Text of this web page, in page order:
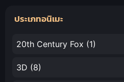
ชัด เต็มเรื่อง
ประเภทอนิเมะ
20th Century Fox (1)
3D (8)